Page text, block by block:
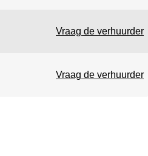
Vraag de verhuurder
Vraag de verhuurder